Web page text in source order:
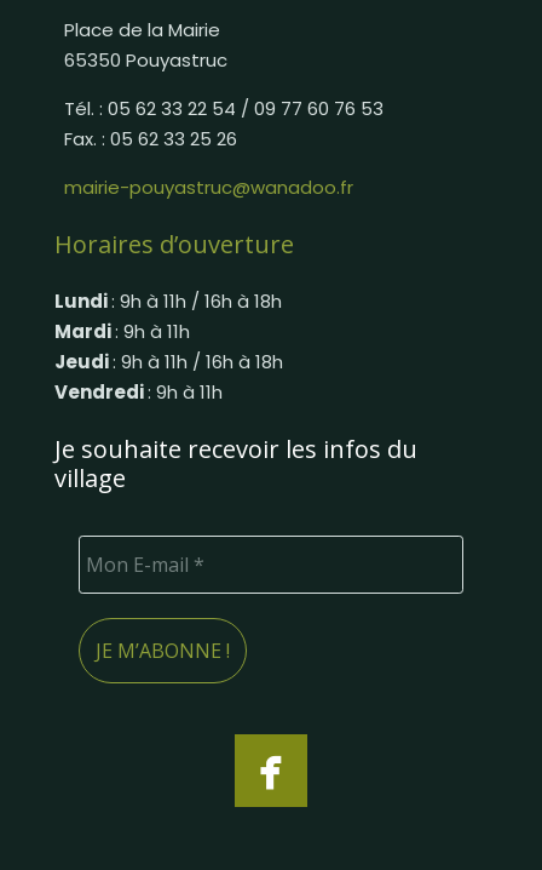
Place de la Mairie
65350 Pouyastruc
Tél. : 05 62 33 22 54 / 09 77 60 76 53
Fax. : 05 62 33 25 26
mairie-pouyastruc@wanadoo.fr
Horaires d’ouverture
Lundi: 9h à 11h / 16h à 18h
Mardi: 9h à 11h
Jeudi: 9h à 11h / 16h à 18h
Vendredi: 9h à 11h
Je souhaite recevoir les infos du
village